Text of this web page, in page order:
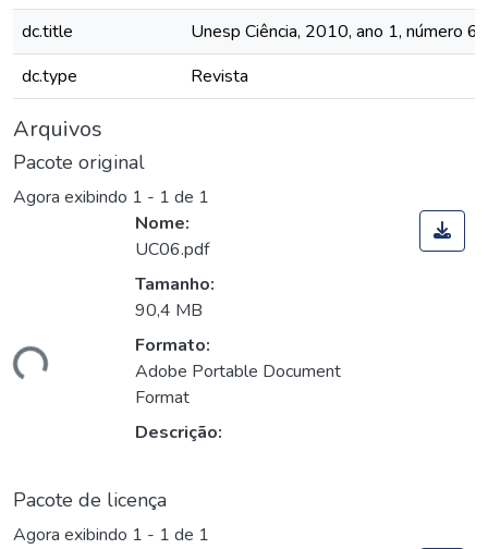
dc.title
Unesp Ciência, 2010, ano 1, número 6
dc.type
Revista
Arquivos
Pacote original
Agora exibindo 1 - 1 de 1
Nome:
UC06.pdf
Tamanho:
90,4 MB
Formato:
Adobe Portable Document
Format
Descrição:
Pacote de licença
Agora exibindo 1 - 1 de 1